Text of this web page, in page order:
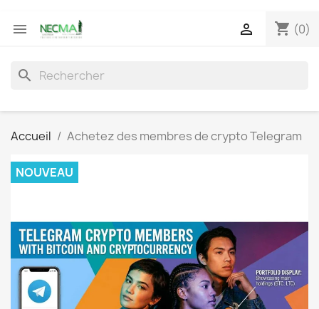
 shopping_cart (0)

search
Accueil Achetez des membres de crypto Telegram
NOUVEAU